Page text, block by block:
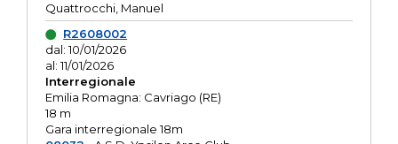
Quattrocchi, Manuel
R2608002
dal: 10/01/2026
al: 11/01/2026
Interregionale
Emilia Romagna: Cavriago (RE)
18 m
Gara interregionale 18m